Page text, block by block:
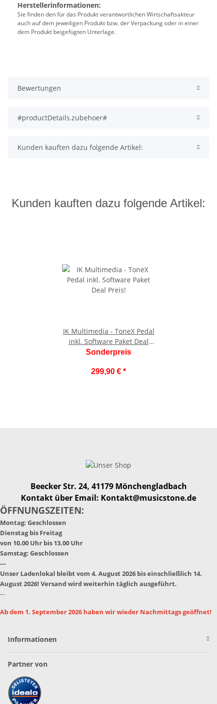
Herstellerinformationen:
Sie finden den für das Produkt verantwortlichen Wirtschaftsakteur
auch auf dem jeweiligen Produkt bzw. der Verpackung oder in einer
dem Produkt beigefügten Unterlage.
Bewertungen
#productDetails.zubehoer#
Kunden kauften dazu folgende Artikel:
Kunden kauften dazu folgende Artikel:
IK Multimedia - ToneX Pedal
inkl. Software Paket Deal
Preis!
Sonderpreis
299,90 € *
Beecker Str. 24, 41179 Mönchengladbach
Kontakt über Email: Kontakt@musicstone.de
ÖFFNUNGSZEITEN:
Montag: Geschlossen
Dienstag bis Freitag
von 10.00 Uhr bis 13.00 Uhr
Samstag: Geschlossen
---
Unser Ladenlokal bleibt vom 4. August 2026 bis einschließlich 14.
August 2026! Versand wird weiterhin täglich ausgeführt.
--
Ab dem 1. September 2026 haben wir wieder Nachmittags geöffnet!
Informationen
Partner von